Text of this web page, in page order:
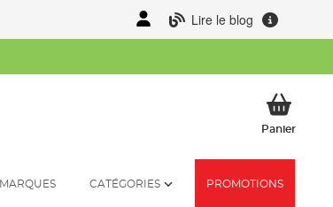
Lire le blog
PanierMon
MARQUES CATÉGORIES PROMOTIONS